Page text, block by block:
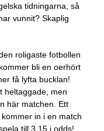
tidningarna, så
vunnit? Skaplig
roligaste fotbollen
bli en oerhört
få lyfta bucklan!
heltaggade, men
här matchen. Ett
in i en match
till 3.15 i odds!